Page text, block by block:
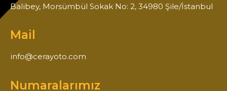
Balibey, Morsümbül Sokak No: 2, 34980 Şile/İstanbul
Mail
info@cerayoto.com
Numaralarımız